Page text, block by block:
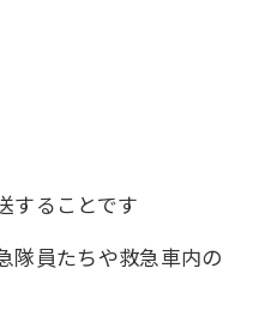
することです
隊員たちや救急車内の